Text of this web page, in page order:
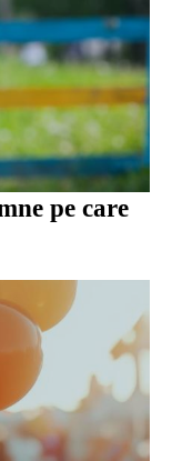
pe care